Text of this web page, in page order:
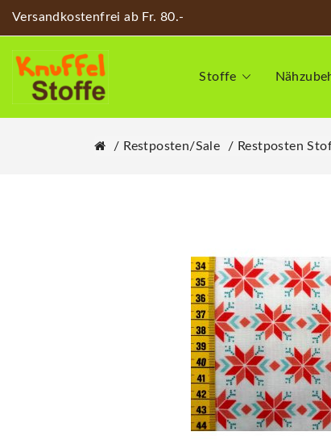
Versandkostenfrei ab Fr. 80.-
Stoffe
Restposten/Sale Restposten